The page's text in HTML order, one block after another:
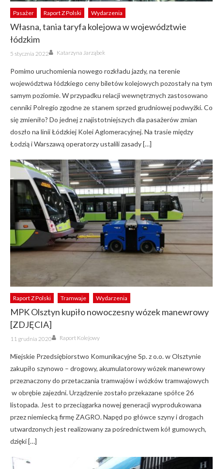
Pasażer Raport Z Polski Wydarzenia
Własna, tania taryfa kolejowa w województwie
łódzkim
Posted
on
5 stycznia 2022 Author
Katarzyna Jarząbek
Pomimo uruchomienia nowego rozkładu jazdy, na terenie
województwa łódzkiego ceny biletów kolejowych pozostały na tym
samym poziomie. W przypadku relacji wewnętrznych zastosowano
cenniki Polregio zgodne ze stanem sprzed grudniowej podwyżki. Co
się zmieniło? Do jednej z najistotniejszych dla pasażerów zmian
doszło na linii Łódzkiej Kolei Aglomeracyjnej. Na trasie między
Łodzią i Warszawą operatorzy ustalili zasady […]
Raport Z Polski Tramwaje Wydarzenia
MPK Olsztyn kupiło nowoczesny wózek manewrowy
[ZDJĘCIA]
Posted
on
11 grudnia 2020 Author
Raport Kolejowy
Miejskie Przedsiębiorstwo Komunikacyjne Sp. z o.o. w Olsztynie
zakupiło szynowo – drogowy, akumulatorowy wózek manewrowy
przeznaczony do przetaczania tramwajów i wózków tramwajowych
w obrębie zajezdni. Urządzenie zostało przekazane spółce 26
listopada. Jest to przeciągarka nowej generacji wyprodukowana
przez niemiecką firmę ZAGRO. Napęd po główce szyny i drogach
utwardzonych jest realizowany za pośrednictwem kół gumowych,
dzięki […]